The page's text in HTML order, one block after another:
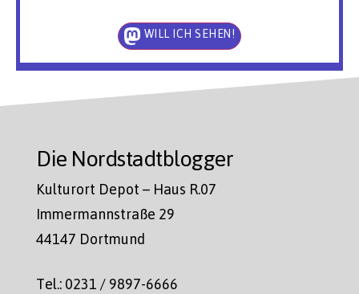
WILL ICH SEHEN!
Die Nordstadtblogger
Kulturort Depot – Haus R.07
Immermannstraße 29
44147 Dortmund
Tel.: 0231 / 9897-6666